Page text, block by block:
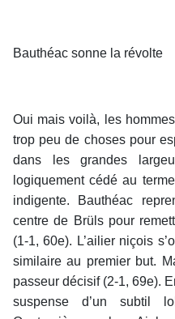
Bauthéac sonne la révolte
Oui mais voilà, les
trop peu de choses pour
dans les grandes
logiquement cédé au
indigente. Bauthéac
centre de Brüls pour
(1-1, 60e). L’ailier niçois
similaire au premier but.
passeur décisif (2-1, 69e).
suspense d’un subtil